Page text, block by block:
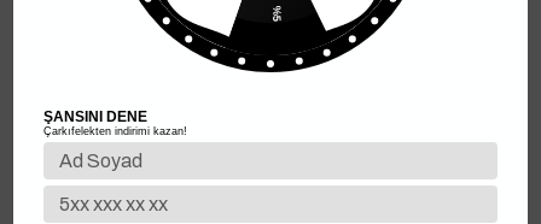
%40
%5
ŞANSINI DENE
Çarkıfelekten indirimi kazan!